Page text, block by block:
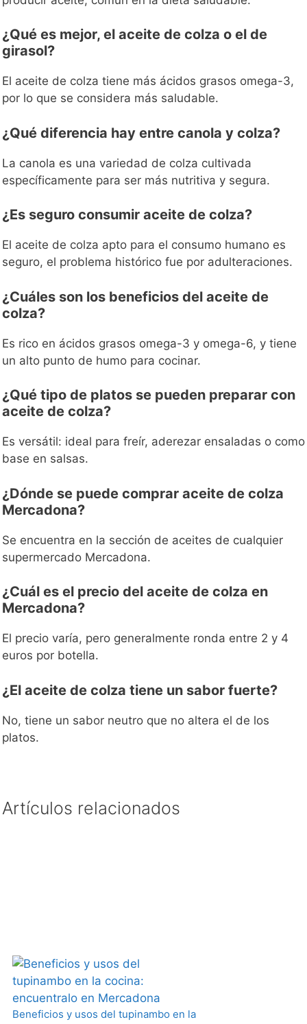
¿Qué es mejor, el aceite de colza o el de
girasol?
El aceite de colza tiene más ácidos grasos omega-3,
por lo que se considera más saludable.
¿Qué diferencia hay entre canola y colza?
La canola es una variedad de colza cultivada
específicamente para ser más nutritiva y segura.
¿Es seguro consumir aceite de colza?
El aceite de colza apto para el consumo humano es
seguro, el problema histórico fue por adulteraciones.
¿Cuáles son los beneficios del aceite de
colza?
Es rico en ácidos grasos omega-3 y omega-6, y tiene
un alto punto de humo para cocinar.
¿Qué tipo de platos se pueden preparar con
aceite de colza?
Es versátil: ideal para freír, aderezar ensaladas o como
base en salsas.
¿Dónde se puede comprar aceite de colza
Mercadona?
Se encuentra en la sección de aceites de cualquier
supermercado Mercadona.
¿Cuál es el precio del aceite de colza en
Mercadona?
El precio varía, pero generalmente ronda entre 2 y 4
euros por botella.
¿El aceite de colza tiene un sabor fuerte?
No, tiene un sabor neutro que no altera el de los
platos.
Artículos relacionados
Beneficios y usos del tupinambo en la